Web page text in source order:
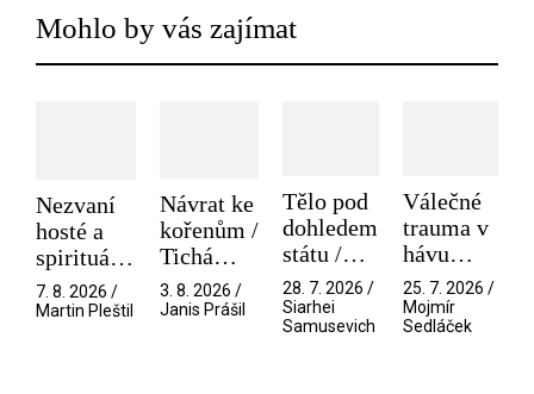
Mohlo by vás zajímat
Nezvaní
hosté a
spirituální
narušitelé
z vesmíru
7. 8. 2026 /
Martin Pleštil
Návrat ke
kořenům /
Tichá
přítelkyně
3. 8. 2026 /
Janis Prášil
Tělo pod
dohledem
státu /
Pramen
28. 7. 2026 /
Siarhei
Samusevich
Válečné
trauma v
hávu
spektáklu
/ Odyssea
25. 7. 2026 /
Mojmír
Sedláček